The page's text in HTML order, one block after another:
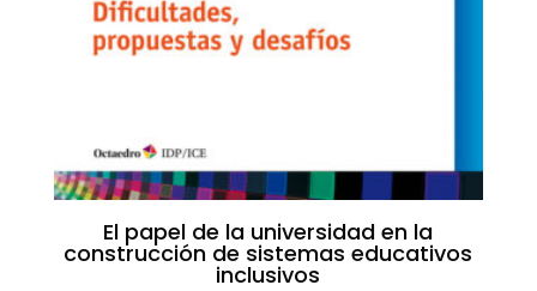
El papel de la universidad en la
construcción de sistemas educativos
inclusivos